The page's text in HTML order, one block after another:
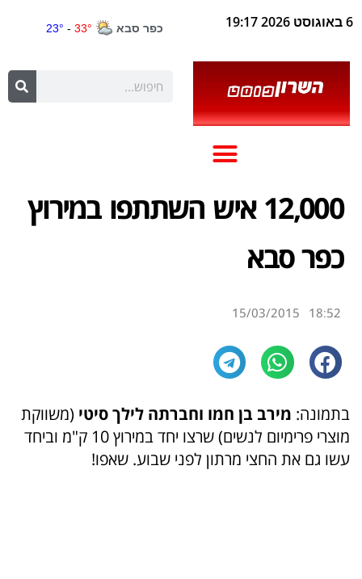
6 באוגוסט 2026 19:17
12,000 איש השתתפו במירוץ
כפר סבא
18:52
15/03/2015
בתמונה: מירב בן חמו וחברתה לילך סיטי (משווקת
מוצרי פרימיום לנשים) שרצו יחד במירוץ 10 ק"מ וביחד
עשו גם את החצי מרתון לפני שבוע. שאפו!